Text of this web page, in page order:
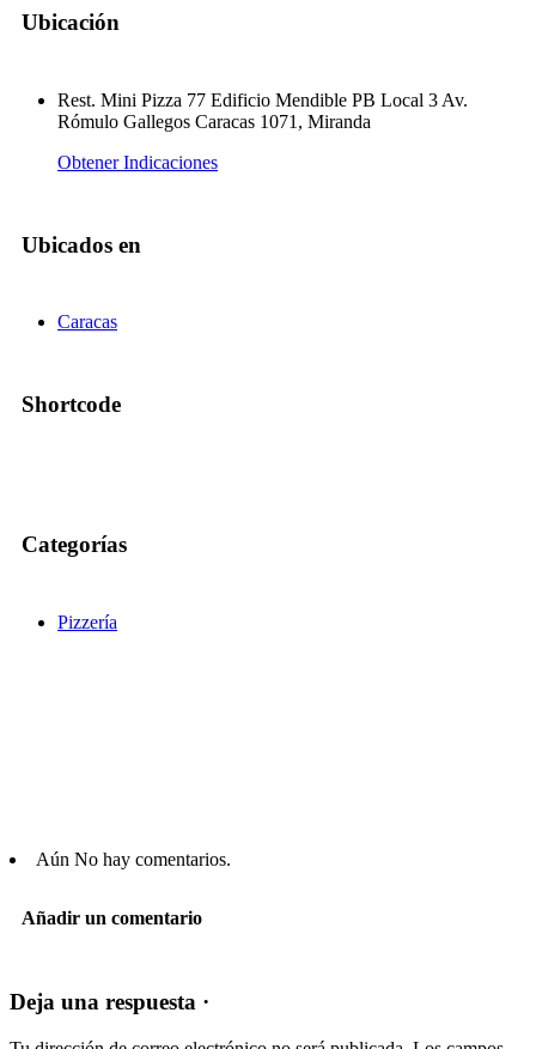
Ubicación
Rest. Mini Pizza 77 Edificio Mendible PB Local 3 Av.
Rómulo Gallegos Caracas 1071, Miranda
Obtener Indicaciones
Ubicados en
Caracas
Shortcode
Categorías
Pizzería
Aún No hay comentarios.
Añadir un comentario
Deja una respuesta ·